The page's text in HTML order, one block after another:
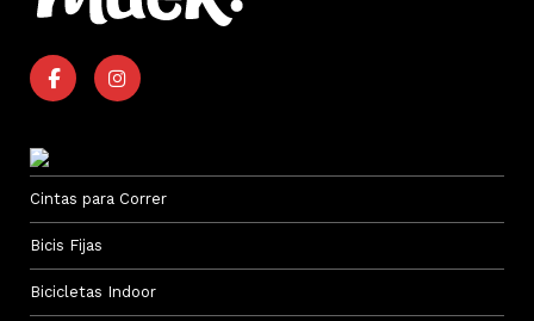
Cintas para Correr
Bicis Fijas
Bicicletas Indoor